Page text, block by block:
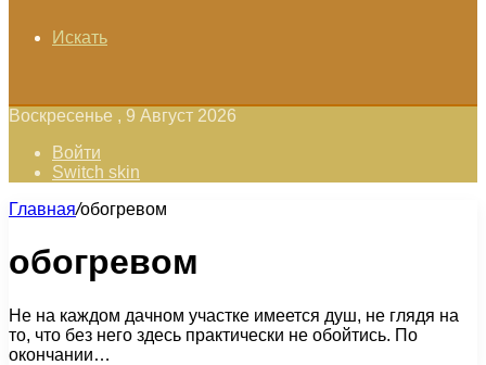
Искать
Воскресенье , 9 Август 2026
Войти
Switch skin
Главная/обогревом
обогревом
Не на каждом дачном участке имеется душ, не глядя на
то, что без него здесь практически не обойтись. По
окончании…